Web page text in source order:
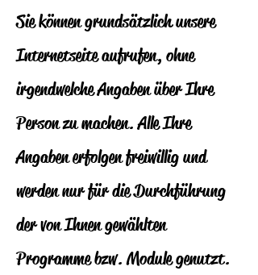
Sie können grundsätzlich unsere
Internetseite aufrufen, ohne
irgendwelche Angaben über Ihre
Person zu machen. Alle Ihre
Angaben erfolgen freiwillig und
werden nur für die Durchführung
der von Ihnen gewählten
Programme bzw. Module genutzt.